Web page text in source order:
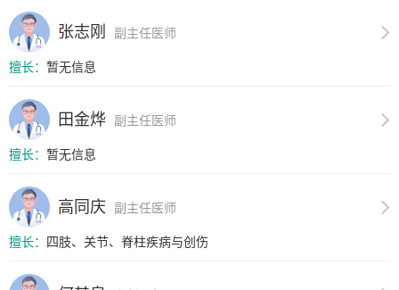
张志刚 副主任医师
擅长： 暂无信息
田金烨 副主任医师
擅长： 暂无信息
高同庆 副主任医师
擅长： 四肢、关节、脊柱疾病与创伤